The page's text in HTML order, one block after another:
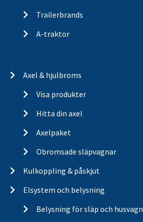
Trailerbrands
A-traktor
Axel & hjulbroms
Visa produkter
Hitta din axel
Axelpaket
Obromsade släpvagnar
Kulkoppling & påskjut
Elsystem och belysning
Belysning för släp och husvagn